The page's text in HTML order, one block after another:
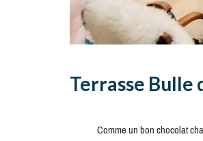
Terrasse Bulle
Comme un bon chocolat